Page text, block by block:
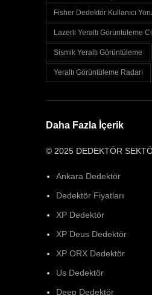
Fisher Dedektör Kullanıcı
Lazerli Yeraltı Görüntüleme
Sismik Yeraltı Görüntüleme
Yeraltı Görüntüleme Radarı
Daha Fazla İçerik
© 2025 DEDEKTÖR
Ankara Dedektör
Dedektör Fiyatları
XP Dedektör
XP Deus Dedektör
XP ORX Dedektör
Us Dedektör
Deep Dedektör